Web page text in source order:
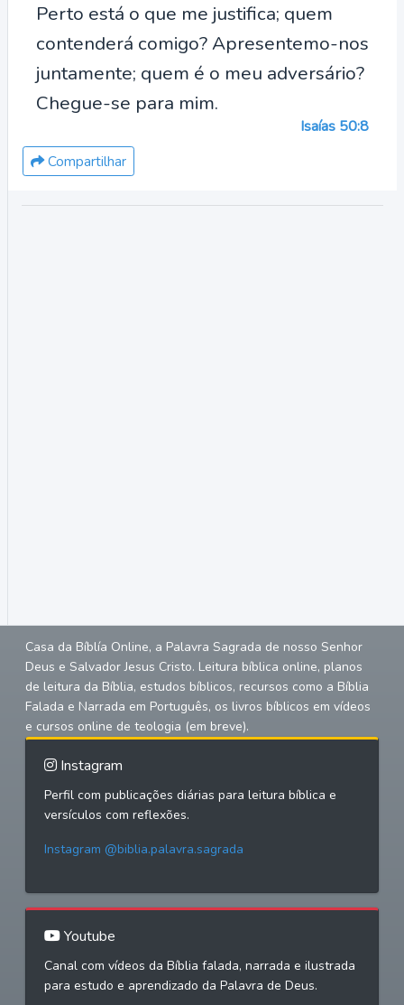
Perto está o que me justifica; quem
contenderá comigo? Apresentemo-nos
juntamente; quem é o meu adversário?
Chegue-se para mim.
Isaías 50:8
Compartilhar
Casa da Bíblía Online, a Palavra Sagrada de nosso Senhor
Deus e Salvador Jesus Cristo. Leitura bíblica online, planos
de leitura da Bíblia, estudos bíblicos, recursos como a Bíblia
Falada e Narrada em Português, os livros bíblicos em vídeos
e cursos online de teologia (em breve).
Instagram
Perfil com publicações diárias para leitura bíblica e
versículos com reflexões.
Instagram @biblia.palavra.sagrada
Youtube
Canal com vídeos da Bíblia falada, narrada e ilustrada
para estudo e aprendizado da Palavra de Deus.